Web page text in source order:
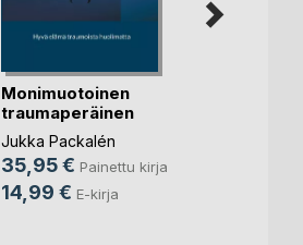
Monimuotoinen
traumaperäinen
stressi
Jukka Packalén
35,95 € Painettu kirja
14,99 € E-kirja